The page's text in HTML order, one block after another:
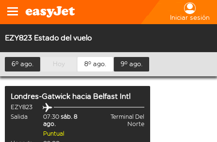
Iniciar sesión
EZY823 Estado del vuelo
6º ago. Hoy 8º ago. 9º ago.
Londres-Gatwick hacia Belfast Intl
EZY823
Salida
07:30 sáb. 8
ago.
Terminal Del
Norte
Puntual